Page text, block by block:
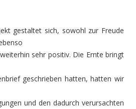
gestaltet sich, sowohl zur Freude
sehr positiv. Die Ernte bringt
geschrieben hatten, hatten wir
und den dadurch verursachten